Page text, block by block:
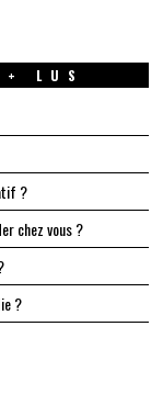
LUS
?
chez vous ?
?